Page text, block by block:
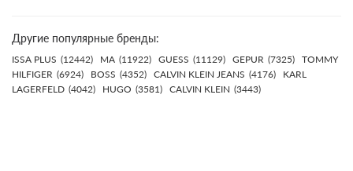
Другие популярные бренды:
ISSA PLUS (12442) MA (11922) GUESS (11129) GEPUR (7325) TOMMY
HILFIGER (6924) BOSS (4352) CALVIN KLEIN JEANS (4176)
KARL
LAGERFELD (4042) HUGO (3581) CALVIN KLEIN (3443)